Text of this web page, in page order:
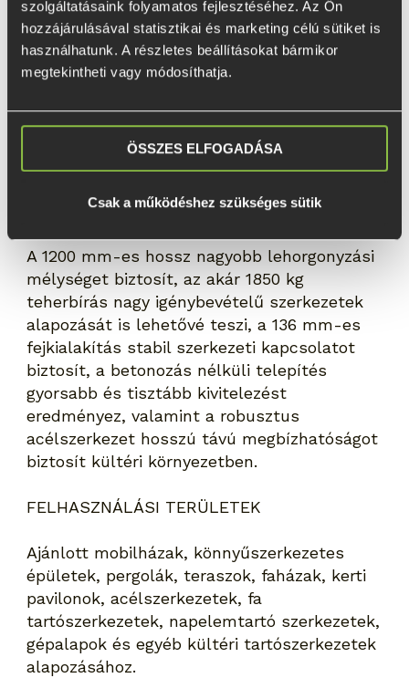
szolgáltatásaink folyamatos fejlesztéséhez. Az Ön
hozzájárulásával statisztikai és marketing célú sütiket is
használhatunk. A részletes beállításokat bármikor
megtekintheti vagy módosíthatja.
ÖSSZES ELFOGADÁSA
Csak a működéshez szükséges sütik
szerkezet stabilitásához és a nagyobb
statikai igénybevétel biztonságos
kezeléséhez. Masszív acélszerkezete
megbízható szerkezeti kapcsolatot biztosít
hagyományos beton alapozási
rendszerekhez képest.
ELŐNYÖK
A 1200 mm-es hossz nagyobb lehorgonyzási
mélységet biztosít, az akár 1850 kg
teherbírás nagy igénybevételű szerkezetek
alapozását is lehetővé teszi, a 136 mm-es
fejkialakítás stabil szerkezeti kapcsolatot
biztosít, a betonozás nélküli telepítés
gyorsabb és tisztább kivitelezést
eredményez, valamint a robusztus
acélszerkezet hosszú távú megbízhatóságot
biztosít kültéri környezetben.
FELHASZNÁLÁSI TERÜLETEK
Ajánlott mobilházak, könnyűszerkezetes
épületek, pergolák, teraszok, faházak, kerti
pavilonok, acélszerkezetek, fa
tartószerkezetek, napelemtartó szerkezetek,
gépalapok és egyéb kültéri tartószerkezetek
alapozásához.